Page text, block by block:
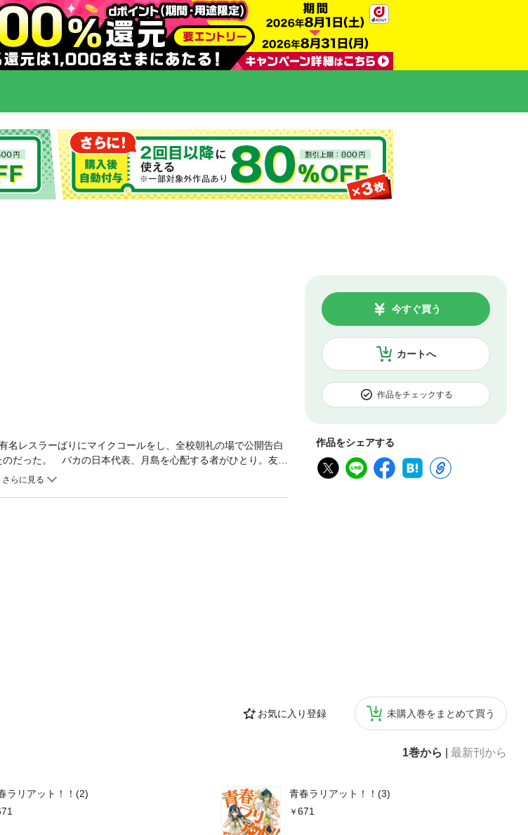
カートへ
今すぐ買う
作品をチェックする
作品をシェアする
お気に入り登録 未購入巻をまとめて買う
1巻から 最新刊から
ラリアット！！(2)
青春ラリアット！！(3)
671
レスラーばりにマイクコールをし、全校朝礼の場で公開告白
だった。 バカの日本代表、月島を心配する者がひとり。友人
傷心であるはずの月島を見舞うことに。その道すがらで出会
彼女に怒りも覚える宮本だった。 この奇妙な三角関係が、風